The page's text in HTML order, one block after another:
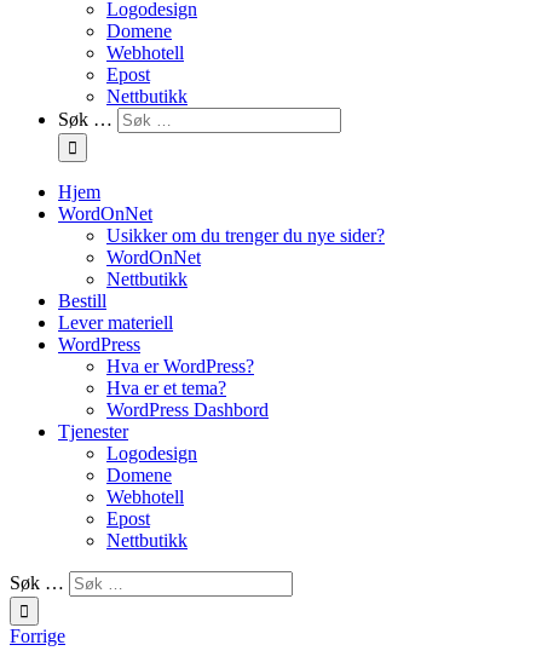
Logodesign
Domene
Webhotell
Epost
Nettbutikk
Søk …
Hjem
WordOnNet
Usikker om du trenger du nye sider?
WordOnNet
Nettbutikk
Bestill
Lever materiell
WordPress
Hva er WordPress?
Hva er et tema?
WordPress Dashbord
Tjenester
Logodesign
Domene
Webhotell
Epost
Nettbutikk
Søk …
Forrige